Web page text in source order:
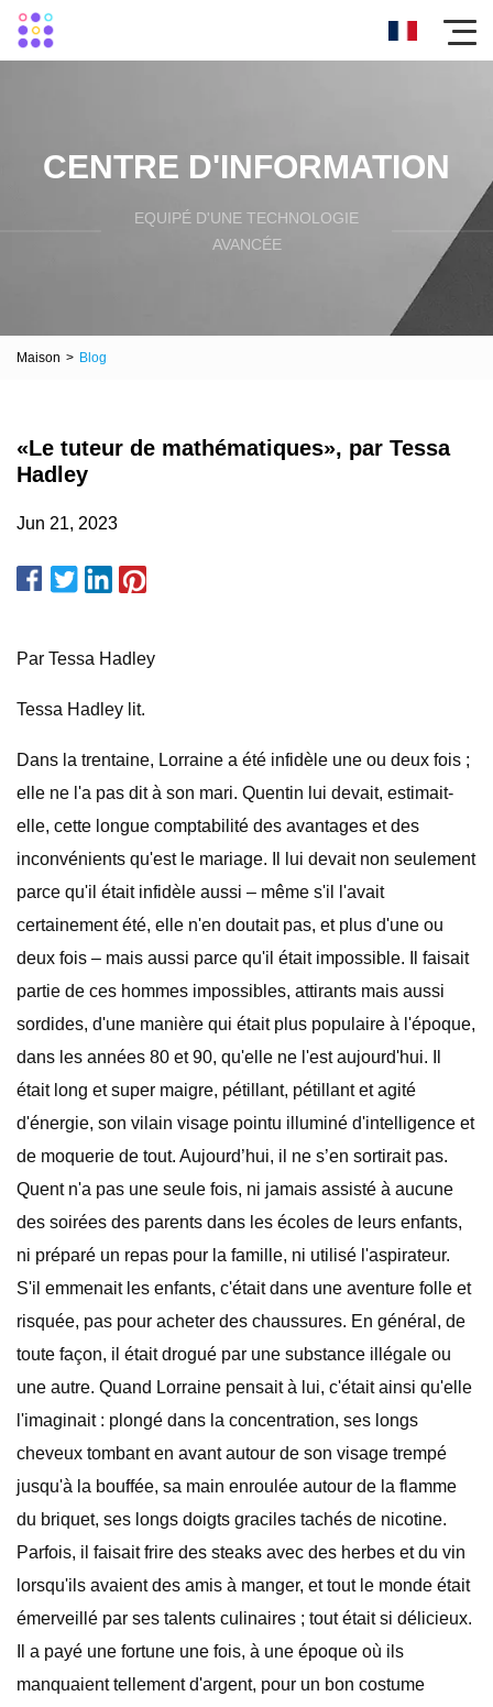
CENTRE D'INFORMATION
EQUIPÉ D'UNE TECHNOLOGIE
AVANCÉE
Maison > Blog
«Le tuteur de mathématiques», par Tessa
Hadley
Jun 21, 2023
Par Tessa Hadley
Tessa Hadley lit.
Dans la trentaine, Lorraine a été infidèle une ou deux fois ;
elle ne l'a pas dit à son mari. Quentin lui devait, estimait-
elle, cette longue comptabilité des avantages et des
inconvénients qu'est le mariage. Il lui devait non seulement
parce qu'il était infidèle aussi – même s'il l'avait
certainement été, elle n'en doutait pas, et plus d'une ou
deux fois – mais aussi parce qu'il était impossible. Il faisait
partie de ces hommes impossibles, attirants mais aussi
sordides, d'une manière qui était plus populaire à l'époque,
dans les années 80 et 90, qu'elle ne l'est aujourd'hui. Il
était long et super maigre, pétillant, pétillant et agité
d'énergie, son vilain visage pointu illuminé d'intelligence et
de moquerie de tout. Aujourd’hui, il ne s’en sortirait pas.
Quent n'a pas une seule fois, ni jamais assisté à aucune
des soirées des parents dans les écoles de leurs enfants,
ni préparé un repas pour la famille, ni utilisé l'aspirateur.
S'il emmenait les enfants, c'était dans une aventure folle et
risquée, pas pour acheter des chaussures. En général, de
toute façon, il était drogué par une substance illégale ou
une autre. Quand Lorraine pensait à lui, c'était ainsi qu'elle
l'imaginait : plongé dans la concentration, ses longs
cheveux tombant en avant autour de son visage trempé
jusqu'à la bouffée, sa main enroulée autour de la flamme
du briquet, ses longs doigts graciles tachés de nicotine.
Parfois, il faisait frire des steaks avec des herbes et du vin
lorsqu'ils avaient des amis à manger, et tout le monde était
émerveillé par ses talents culinaires ; tout était si délicieux.
Il a payé une fortune une fois, à une époque où ils
manquaient tellement d'argent, pour un bon costume